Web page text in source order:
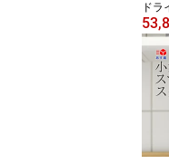
ドラ
テリ
理店
駐
通
メ
部
ッ
監視